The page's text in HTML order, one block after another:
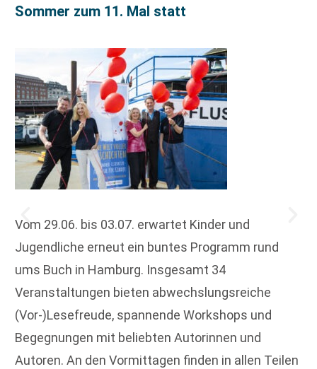
Sommer zum 11. Mal statt
Vom 29.06. bis 03.07. erwartet Kinder und
Jugendliche erneut ein buntes Programm rund
ums Buch in Hamburg. Insgesamt 34
Veranstaltungen bieten abwechslungsreiche
(Vor-)Lesefreude, spannende Workshops und
Begegnungen mit beliebten Autorinnen und
Autoren. An den Vormittagen finden in allen Teilen